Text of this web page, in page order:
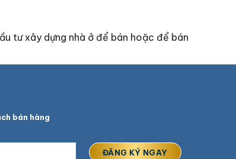
tư xây dựng nhà ở để bán hoặc để bán
bán hàng